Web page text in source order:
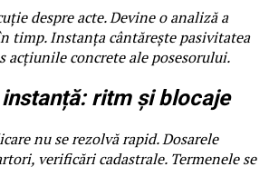
despre acte. Devine o analiză a
timp. Instanța cântărește pasivitatea
acțiunile concrete ale posesorului.
ritm și blocaje
nu se rezolvă rapid. Dosarele
verificări cadastrale. Termenele se